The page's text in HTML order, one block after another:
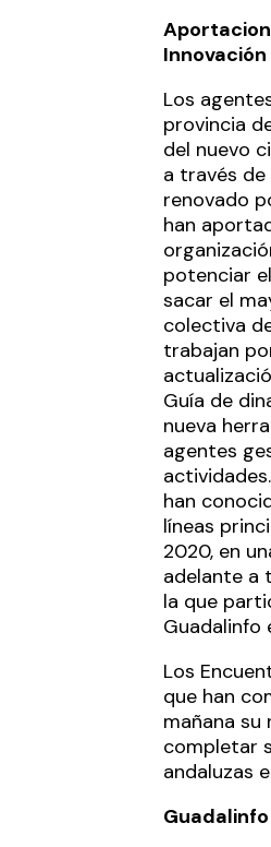
Los
provincia
del nuevo
a través
renovado
han
potenciar
sacar el
colectiva
trabajan
Guía de
nueva
agentes
han
líneas
2020, en
adelante a
la que
Guadalinfo
Los
que han
mañana su
completar
andaluzas